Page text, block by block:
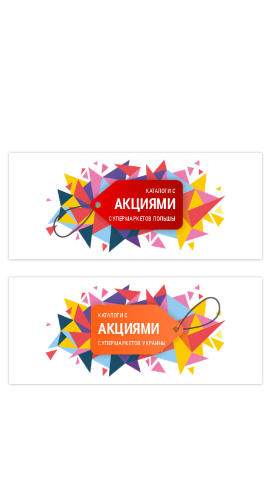
КАТАЛОГИ С
АКЦИЯМИ
СУПЕРМАРКЕТОВ ПОЛЬШЫ
КАТАЛОГИ С
АКЦИЯМИ
СУПЕРМАРКЕТОВ УКРАИНЫ